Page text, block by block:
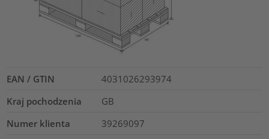
EAN / GTIN
4031026293974
Kraj pochodzenia
GB
Numer klienta
39269097